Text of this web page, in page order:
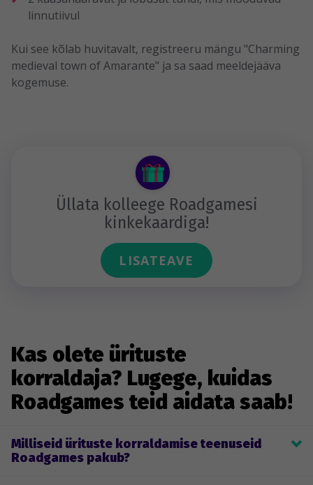
linnutiivul
Kui see kõlab huvitavalt, registreeru mängu "Charming
medieval town of Amarante" ja sa saad meeldejääva
kogemuse.
Üllata kolleege Roadgamesi
kinkekaardiga!
LISATEAVE
Kas olete ürituste
korraldaja? Lugege, kuidas
Roadgames teid aidata saab!
Milliseid ürituste korraldamise teenuseid
Roadgames pakub?